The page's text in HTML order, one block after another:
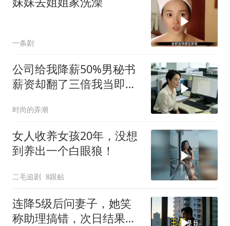
一条剧
公司给我降薪50%男秘书
薪资却翻了三倍我当即提
问
时尚的弄潮
女人收养女孩20年，没想
到养出一个白眼狼！
二毛追剧 8跟贴
连降5级后问妻子，她笑
称助理搞错，次日结果惊